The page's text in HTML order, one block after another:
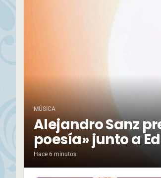
MÚSICA
Alejandro Sanz
poesía» junto a
Hace 6 minutos